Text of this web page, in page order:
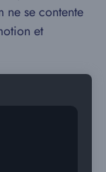
ne se contente
et